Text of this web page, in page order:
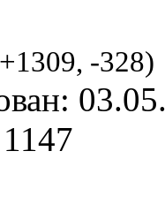
+1309, -328)